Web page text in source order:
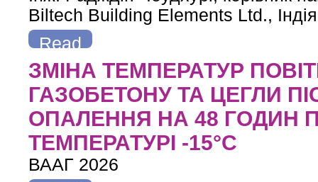
Biltech Building Elements Ltd., Індія
Read
more
ЗМІНА ТЕМПЕРАТУР
ГАЗОБЕТОНУ ТА ЦЕГЛИ
ОПАЛЕННЯ НА 48 ГОДИН
ТЕМПЕРАТУРІ -15°С
ВААГ 2026